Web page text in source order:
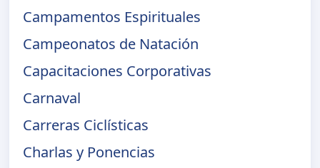
Campamentos Espirituales
Campeonatos de Natación
Capacitaciones Corporativas
Carnaval
Carreras Ciclísticas
Charlas y Ponencias